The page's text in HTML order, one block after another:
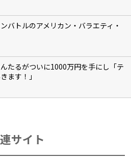
バトルのアメリカン・バラエティ・
たるがついに1000万円を手にし「テ
ます！」
サイト